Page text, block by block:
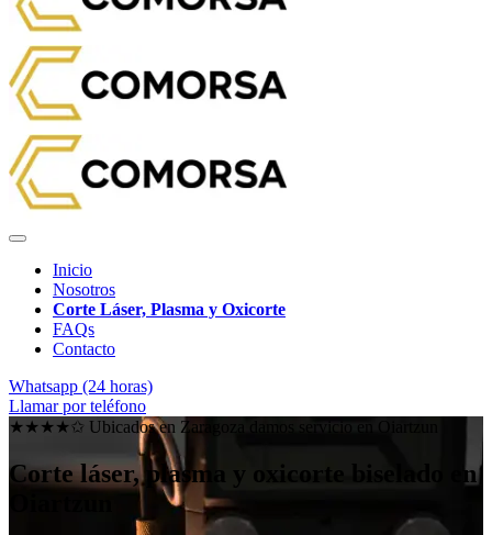
Inicio
Nosotros
Corte Láser, Plasma y Oxicorte
FAQs
Contacto
Whatsapp (24 horas)
Llamar por teléfono
★★★★✩ Ubicados en Zaragoza damos servicio en
Corte láser, plasma y oxicorte biselado en